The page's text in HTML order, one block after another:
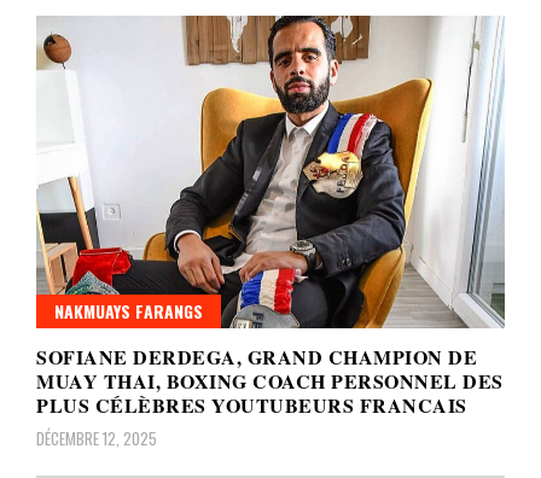
NAKMUAYS FARANGS
SOFIANE DERDEGA, GRAND CHAMPION DE
MUAY THAI, BOXING COACH PERSONNEL DES
PLUS CÉLÈBRES YOUTUBEURS FRANCAIS
DÉCEMBRE 12, 2025